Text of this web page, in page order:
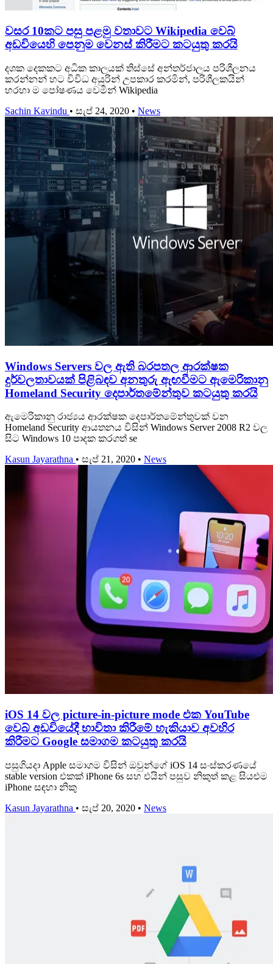
වසර 10කට පසු පළමු වතාවට Wikipedia වෙබ්
අඩවියෙහි පෙනුම වෙනස් කිරීමට කටයුතු කරයි
දශක දෙකකට අධික කාලයක් තිස්සේ අන්තර්ජාලය පරිශීලනය
කරන්නන් හට විවිධ අයුරින් උපකාර කරමින්, පරිශීලකයින්
හරහා ම පෝෂණය වෙමින් Wikipedia
Sachin Kavindu • සැප් 24, 2020 • News
Windows Servers වල ඇති බරපතල ආරක්ෂක
දුර්වලතාවයක් පිළිබඳව අනතුරු ඇඟවීමට ඇමෙරිකානු
Homeland Security දෙපාර්තමේන්තුව කටයුතු කරයි
ඇමෙරිකානු රාජ්‍යය ආරක්ෂක දෙපාර්තමේන්තුවක් වන
Homeland Security ආයතනය විසින් Windows Server 2008 R2 වල
සිට Windows 10 පාදක කරගත් se
Kasun Jayarathna • සැප් 21, 2020 • News
iOS 14 වල picture-in-picture mode එක YouTube
වෙබ් අඩවියේදී භාවිතා කිරීමේ හැකියාව අවහිර
කිරීමට Google සමාගම කටයුතු කරයි
පසුගියදා Apple සමාගම විසින් ඔවුන්ගේ iOS 14 සංස්කරණයේ
stable version එකක් iPhone 6s සහ එයින් පසුව නිකුත් කළ සියළුම
iPhone සඳහා නිකු
Kasun Jayarathna • සැප් 20, 2020 • News